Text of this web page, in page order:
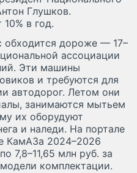
Глушков.
в год.
дороже — 17–
ассоциации
Эти машины
и требуются для
автодорог. Летом они
занимаются мытьем
их оборудуют
и наледи. На портале
КамАЗа 2024–2026
7,8–11,65 млн руб. за
комплектации.